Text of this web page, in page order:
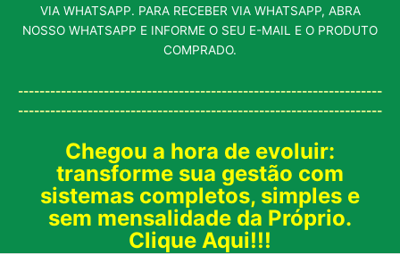
VIA WHATSAPP. PARA RECEBER VIA WHATSAPP, ABRA
NOSSO WHATSAPP E INFORME O SEU E-MAIL E O PRODUTO
COMPRADO.
--------------------------------------------------------------------
--------------------------------------------------------------------
Chegou a hora de evoluir:
transforme sua gestão com
sistemas completos, simples e
sem mensalidade da Próprio.
Clique Aqui!!!